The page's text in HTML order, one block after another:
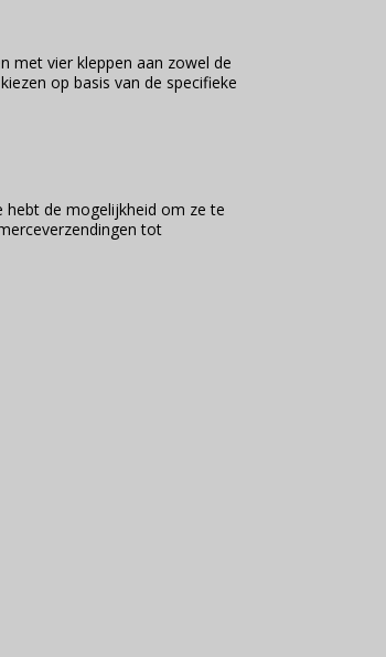
met vier kleppen aan zowel de
op basis van de specifieke
de mogelijkheid om ze te
tot